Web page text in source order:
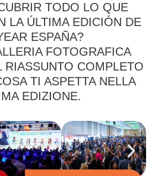
TODO LO QUE
LA ÚLTIMA EDICIÓN DE
ESPAÑA?
FOTOGRAFICA
RIASSUNTO COMPLETO
TI ASPETTA NELLA
EDIZIONE.